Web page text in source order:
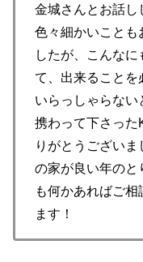
金城さんとお話し
色々細かいことも
したが、こんな
て、出来ることを
いらっしゃらない
携わって下さった
りがとうござい
の家が良い年のと
も何かあればご
ます！